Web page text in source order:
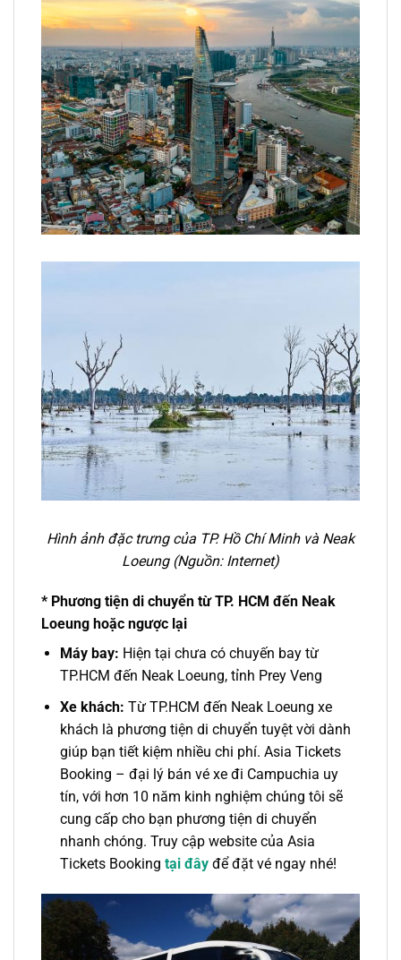
Hình ảnh đặc trưng của TP. Hồ Chí Minh và Neak
Loeung (Nguồn: Internet)
* Phương tiện di chuyển từ TP. HCM đến Neak
Loeung hoặc ngược lại
Máy bay: Hiện tại chưa có chuyến bay từ
TP.HCM đến Neak Loeung, tỉnh Prey Veng
Xe khách: Từ TP.HCM đến Neak Loeung xe
khách là phương tiện di chuyển tuyệt vời dành
giúp bạn tiết kiệm nhiều chi phí. Asia Tickets
Booking – đại lý bán vé xe đi Campuchia uy
tín, với hơn 10 năm kinh nghiệm chúng tôi sẽ
cung cấp cho bạn phương tiện di chuyển
nhanh chóng. Truy cập website của Asia
Tickets Booking tại đây để đặt vé ngay nhé!